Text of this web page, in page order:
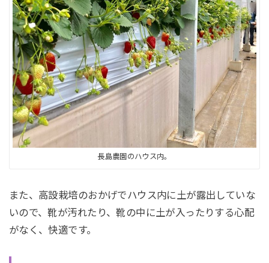
長島農園のハウス内。
また、高設栽培のおかげでハウス内に土が露出していな
いので、靴が汚れたり、靴の中に土が入ったりする心配
がなく、快適です。